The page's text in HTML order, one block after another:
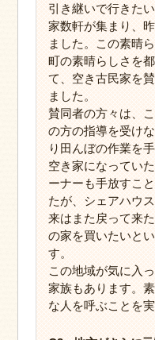
引き継いで行きた
家数軒が集まり、
ました。この素晴
町の素晴らしさを
て、空き古民家を
ました。
賛同者の方々は、
の方の指導を受け
り田んぼの作業を
空き家になってい
ーナーも手放すこ
たが、シェアハウ
来はまた戻って来
の家を買いたいと
す。
この地域が気に入
家族もあります。
な人を呼ぶことを実